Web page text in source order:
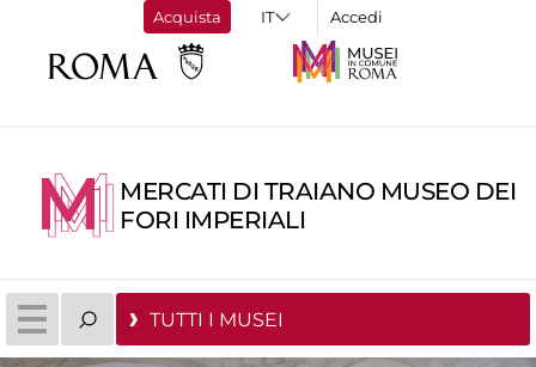
Acquista Accedi
MERCATI DI TRAIANO MUSEO DEI
FORI IMPERIALI
TUTTI I MUSEI